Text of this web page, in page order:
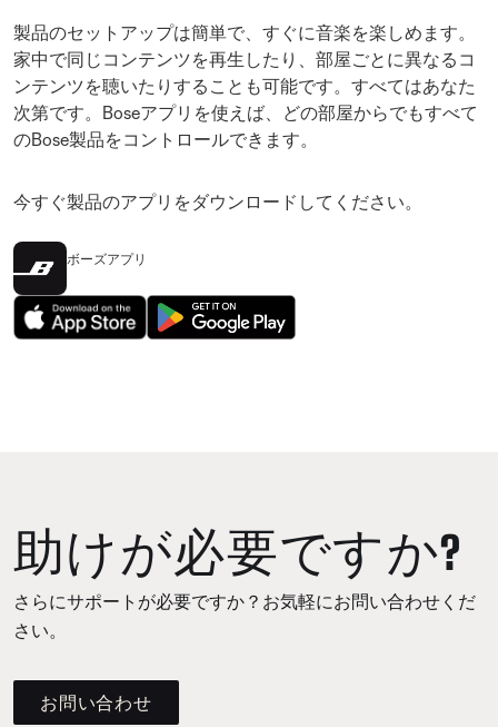
製品のセットアップは簡単で、すぐに音楽を楽しめます。
家中で同じコンテンツを再生したり、部屋ごとに異なるコ
ンテンツを聴いたりすることも可能です。すべてはあなた
次第です。Boseアプリを使えば、どの部屋からでもすべて
のBose製品をコントロールできます。
今すぐ製品のアプリをダウンロードしてください。
ボーズアプリ
助けが必要ですか?
さらにサポートが必要ですか？お気軽にお問い合わせくだ
さい。
お問い合わせ